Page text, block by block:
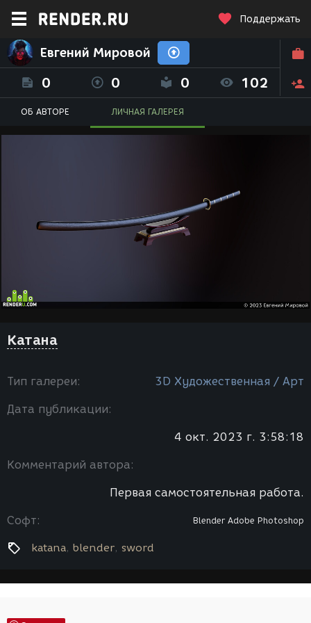
Поддержать
Евгений Мировой
0 0 0 102
ОБ АВТОРЕ ЛИЧНАЯ ГАЛЕРЕЯ
Катана
Тип галереи: 3D Художественная / Арт
Дата публикации:
4 окт. 2023 г. 3:58:18
Комментарий автора:
Первая самостоятельная работа.
Софт: Blender Adobe Photoshop
katana blender sword